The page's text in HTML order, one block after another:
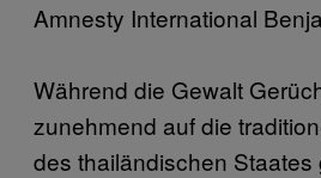
Amnesty International
Während die Gewalt
zunehmend auf die
des thailändischen Staates